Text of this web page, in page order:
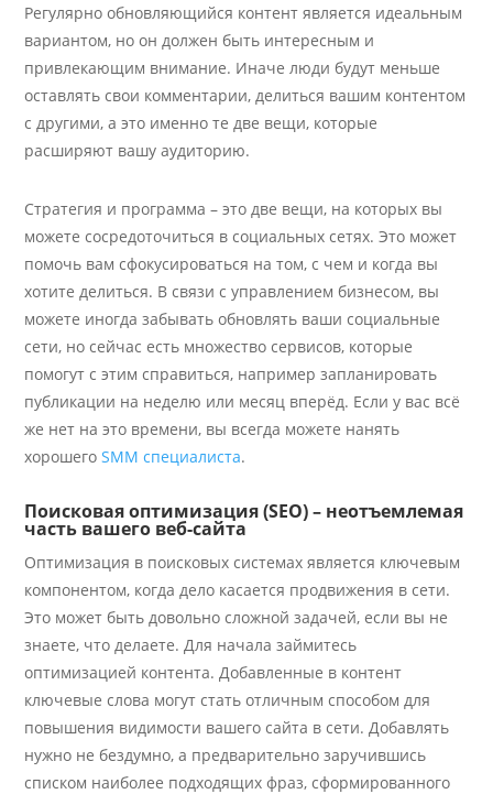
Регулярно обновляющийся контент является идеальным
вариантом, но он должен быть интересным и
привлекающим внимание. Иначе люди будут меньше
оставлять свои комментарии, делиться вашим контентом
с другими, а это именно те две вещи, которые
расширяют вашу аудиторию.
Стратегия и программа – это две вещи, на которых вы
можете сосредоточиться в социальных сетях. Это может
помочь вам сфокусироваться на том, с чем и когда вы
хотите делиться. В связи с управлением бизнесом, вы
можете иногда забывать обновлять ваши социальные
сети, но сейчас есть множество сервисов, которые
помогут с этим справиться, например запланировать
публикации на неделю или месяц вперёд. Если у вас всё
же нет на это времени, вы всегда можете нанять
хорошегоSMM специалиста.
Поисковая оптимизация (SEO) – неотъемлемая
часть вашего веб-сайта
Оптимизация в поисковых системах является ключевым
компонентом, когда дело касается продвижения в сети.
Это может быть довольно сложной задачей, если вы не
знаете, что делаете. Для начала займитесь
оптимизацией контента. Добавленные в контент
ключевые слова могут стать отличным способом для
повышения видимости вашего сайта в сети. Добавлять
нужно не бездумно, а предварительно заручившись
списком наиболее подходящих фраз, сформированного